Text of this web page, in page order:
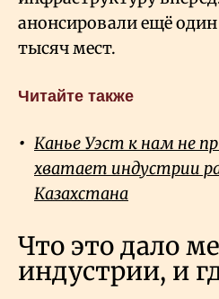
анонсировали ещё один
тысяч мест.
Читайте также
Канье Уэст к нам не
хватает индустрии
Казахстана
Что это дало
индустрии, и